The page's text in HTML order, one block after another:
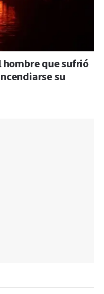
hombre que sufrió
su